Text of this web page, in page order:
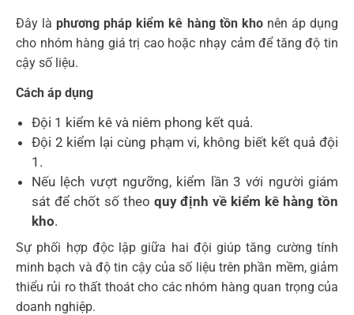
Đây làphương pháp kiểm kê hàng tồn khonên áp dụng
cho nhóm hàng giá trị cao hoặc nhạy cảm để tăng độ tin
cậy số liệu.
Cách áp dụng
Đội 1 kiểm kê và niêm phong kết quả.
Đội 2 kiểm lại cùng phạm vi, không biết kết quả đội
1.
Nếu lệch vượt ngưỡng, kiểm lần 3 với người giám
sát để chốt số theo quy định về kiểm kê hàng tồn
kho.
Sự phối hợp độc lập giữa hai đội giúp tăng cường tính
minh bạch và độ tin cậy của số liệu trên phần mềm, giảm
thiểu rủi ro thất thoát cho các nhóm hàng quan trọng của
doanh nghiệp.